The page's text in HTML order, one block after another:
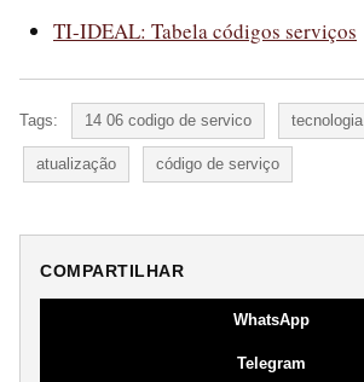
TI-IDEAL: Tabela códigos serviços
Tags: 14 06 codigo de servico tecnologia
atualização código de serviço
COMPARTILHAR
WhatsApp
Telegram